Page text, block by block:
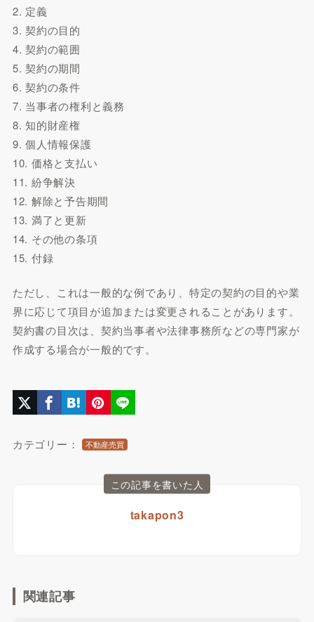
2. 定義
3. 契約の目的
4. 契約の範囲
5. 契約の期間
6. 契約の条件
7. 当事者の権利と義務
8. 知的財産権
9. 個人情報保護
10. 価格と支払い
11. 紛争解決
12. 解除と予告期間
13. 満了と更新
14. その他の条項
15. 付録
ただし、これは一般的な例であり、特定の契約の目的や業
界に応じて項目が追加または変更されることがあります。
契約書の目次は、契約当事者や法律事務所などの専門家が
作成する場合が一般的です。
カテゴリー： 不動産売買
この記事を書いた人
takapon3
関連記事